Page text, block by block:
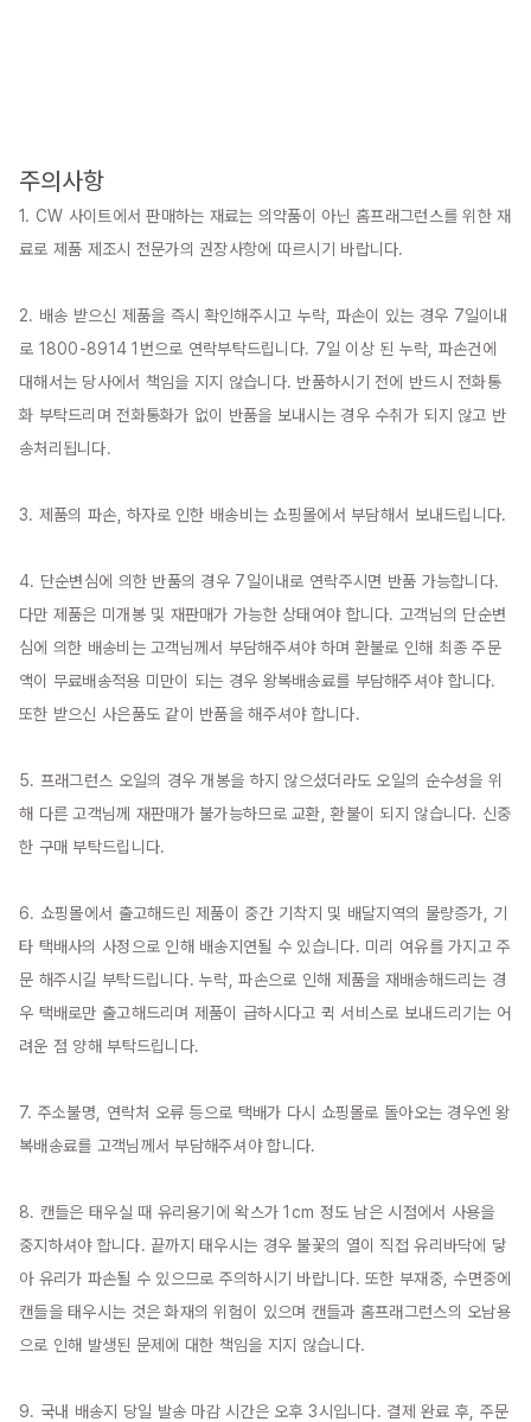
주의사항
1. CW 사이트에서 판매하는 재료는 의약품이 아닌 홈프래그런스를 위한 재
료로 제품 제조시 전문가의 권장사항에 따르시기 바랍니다.
2. 배송 받으신 제품을 즉시 확인해주시고 누락, 파손이 있는 경우 7일이내
로 1800-8914 1번으로 연락부탁드립니다. 7일 이상 된 누락, 파손건에
대해서는 당사에서 책임을 지지 않습니다. 반품하시기 전에 반드시 전화통
화 부탁드리며 전화통화가 없이 반품을 보내시는 경우 수취가 되지 않고 반
송처리됩니다.
3. 제품의 파손, 하자로 인한 배송비는 쇼핑몰에서 부담해서 보내드립니다.
4. 단순변심에 의한 반품의 경우 7일이내로 연락주시면 반품 가능합니다.
다만 제품은 미개봉 및 재판매가 가능한 상태여야 합니다. 고객님의 단순변
심에 의한 배송비는 고객님께서 부담해주셔야 하며 환불로 인해 최종 주문
액이 무료배송적용 미만이 되는 경우 왕복배송료를 부담해주셔야 합니다.
또한 받으신 사은품도 같이 반품을 해주셔야 합니다.
5. 프래그런스 오일의 경우 개봉을 하지 않으셨더라도 오일의 순수성을 위
해 다른 고객님께 재판매가 불가능하므로 교환, 환불이 되지 않습니다. 신중
한 구매 부탁드립니다.
6. 쇼핑몰에서 출고해드린 제품이 중간 기착지 및 배달지역의 물량증가, 기
타 택배사의 사정으로 인해 배송지연될 수 있습니다. 미리 여유를 가지고 주
문 해주시길 부탁드립니다. 누락, 파손으로 인해 제품을 재배송해드리는 경
우 택배로만 출고해드리며 제품이 급하시다고 퀵 서비스로 보내드리기는 어
려운 점 양해 부탁드립니다.
7. 주소불명, 연락처 오류 등으로 택배가 다시 쇼핑몰로 돌아오는 경우엔 왕
복배송료를 고객님께서 부담해주셔야 합니다.
8. 캔들은 태우실 때 유리용기에 왁스가 1cm 정도 남은 시점에서 사용을
중지하셔야 합니다. 끝까지 태우시는 경우 불꽃의 열이 직접 유리바닥에 닿
아 유리가 파손될 수 있으므로 주의하시기 바랍니다. 또한 부재중, 수면중에
캔들을 태우시는 것은 화재의 위험이 있으며 캔들과 홈프래그런스의 오남용
으로 인해 발생된 문제에 대한 책임을 지지 않습니다.
9. 국내 배송지 당일 발송 마감 시간은 오후 3시입니다. 결제 완료 후, 주문